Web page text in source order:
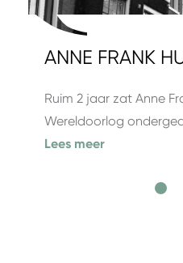
ANNE FRANK
Ruim 2 jaar zat Anne
Wereldoorlog
Lees meer